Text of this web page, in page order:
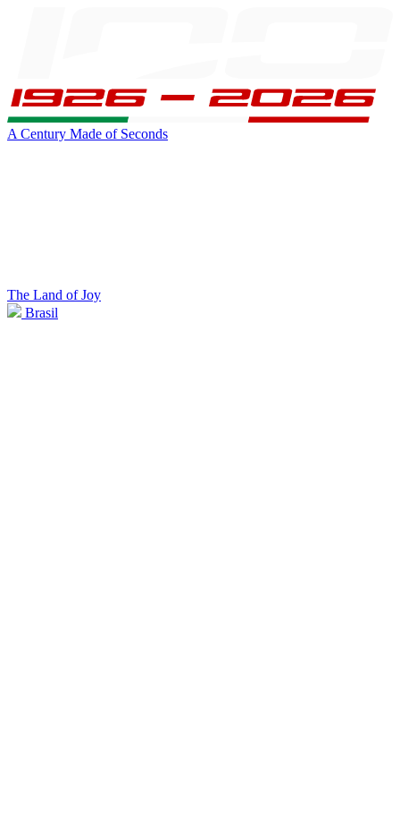
A Century Made of Seconds
The Land of Joy
Brasil